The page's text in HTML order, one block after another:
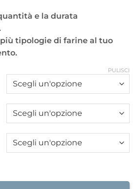
e la durata
tipologie di farine al tuo
PULISCI
Farine di grano tenero